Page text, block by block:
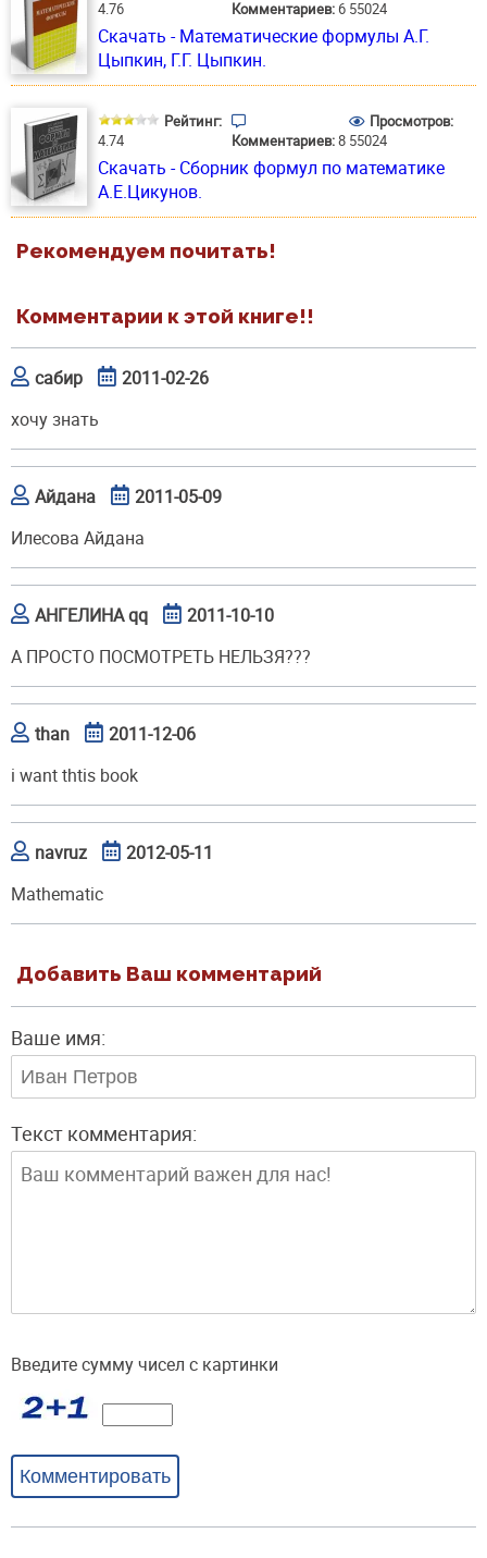
4.76 Комментариев:6 55024
Скачать - Математические формулы А.Г.
Цыпкин, Г.Г. Цыпкин.
Рейтинг:
4.74
Комментариев:8
Просмотров:
55024
Скачать - Сборник формул по математике
А.Е.Цикунов.
Рекомендуем почитать!
Комментарии к этой книге!!
сабир
2011-02-26
хочу знать
Айдана
2011-05-09
Илесова Айдана
АНГЕЛИНА qq
2011-10-10
А ПРОСТО ПОСМОТРЕТЬ НЕЛЬЗЯ???
than
2011-12-06
i want thtis book
navruz
2012-05-11
Mathematic
Добавить Ваш комментарий
Ваше имя:
Текст комментария:
Введите сумму чисел с картинки
Комментировать